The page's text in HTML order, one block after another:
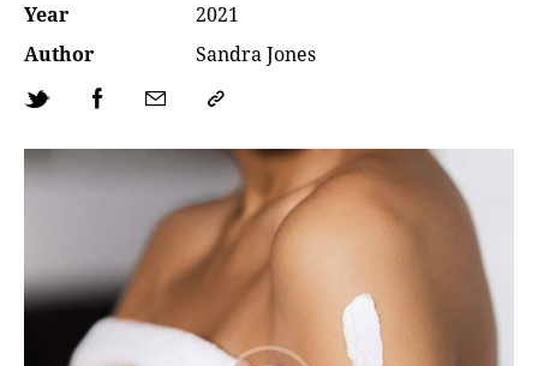
Year
2021
Author
Sandra Jones